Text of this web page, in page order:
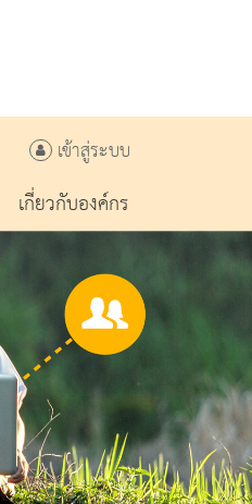
เข้าสู่ระบบ
เกี่ยวกับองค์กร